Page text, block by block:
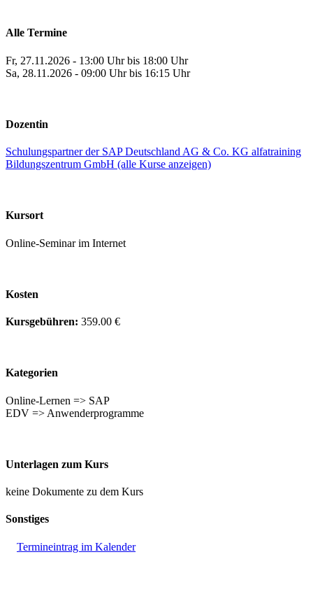
Alle Termine
Fr, 27.11.2026 - 13:00 Uhr bis 18:00 Uhr
Sa, 28.11.2026 - 09:00 Uhr bis 16:15 Uhr
Dozentin
Schulungspartner der SAP Deutschland AG & Co. KG alfatraining
Bildungszentrum GmbH (alle Kurse anzeigen)
Kursort
Online-Seminar im Internet
Kosten
Kursgebühren: 359.00 €
Kategorien
Online-Lernen => SAP
EDV => Anwenderprogramme
Unterlagen zum Kurs
keine Dokumente zu dem Kurs
Sonstiges
Termineintrag im Kalender